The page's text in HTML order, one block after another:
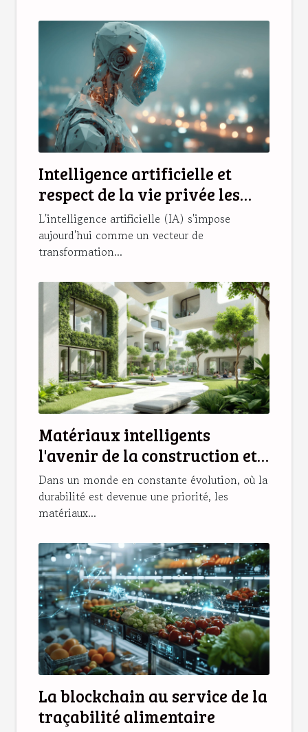
Intelligence artificielle et
respect de la vie privée les
solutions émergentes
L'intelligence artificielle (IA) s'impose
aujourd'hui comme un vecteur de
transformation...
Matériaux intelligents
l'avenir de la construction et
de l'habitat durable
Dans un monde en constante évolution, où la
durabilité est devenue une priorité, les
matériaux...
La blockchain au service de la
traçabilité alimentaire